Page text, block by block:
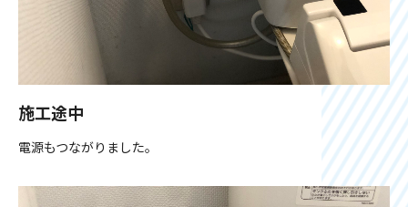
施工途中
電源もつながりました。